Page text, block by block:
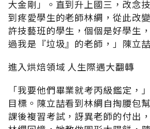
大金剛」。直到升上國三，改念
到疼愛學生的老師林綢，從此改
許技藝班的學生，個個是好學生
過我是『垃圾』的老師，」陳立
進入烘焙領域 人生際遇大翻轉
「我要他們畢業就考丙級鑑定，
目標。陳立喆看到林綢自掏腰包
課後複習考試，訝異老師的付出